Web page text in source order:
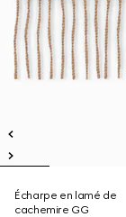
Écharpe en lamé de
cachemire GG